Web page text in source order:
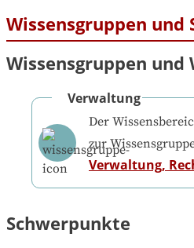
Wissensgruppen und
Wissensgruppen und
Verwaltung
Der
zur
Verwaltung,
Schwerpunkte